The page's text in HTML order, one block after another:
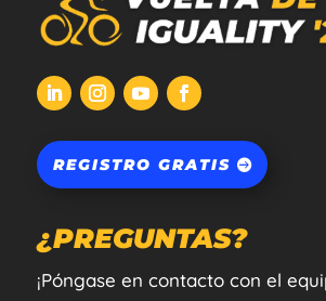
REGISTRO GRATIS
¿PREGUNTAS?
¡Póngase en contacto con el